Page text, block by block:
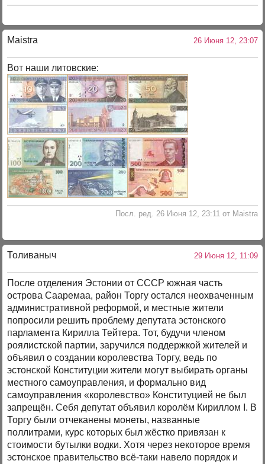
Maistra 26 Июня 12, 23:07
Вот наши литовские:
Посл. ред. 26 Июня 12, 23:11 от Maistra
Толиваныч 29 Июня 12, 11:09
После отделения Эстонии от СССР южная часть
острова Сааремаа, район Торгу остался неохваченным
административной реформой, и местные жители
попросили решить проблему депутата эстонского
парламента Кирилла Тейтера. Тот, будучи членом
роялистской партии, заручился поддержкой жителей и
объявил о создании королевства Торгу, ведь по
эстонской Конституции жители могут выбирать органы
местного самоуправления, и формально вид
самоуправления «королевство» Конституцией не был
запрещён. Себя депутат объявил королём Кириллом I. В
Торгу были отчеканены монеты, названные
поллитрами, курс которых был жёстко привязан к
стоимости бутылки водки. Хотя через некоторое время
эстонское правительство всё-таки навело порядок и